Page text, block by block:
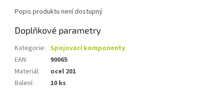
Popis produktu není dostupný
Doplňkové parametry
Kategorie: Spojovací komponenty
EAN:
90065
Materiál:
ocel 201
Balení:
10 ks